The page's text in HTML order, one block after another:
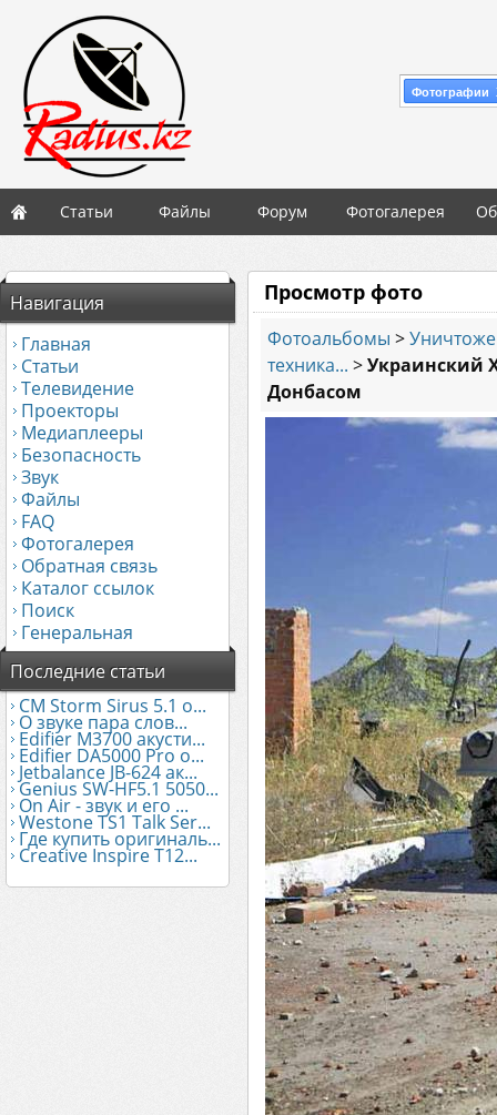
Фотографии
Статьи Файлы Форум Фотогалерея
Навигация
Главная
Статьи
Телевидение
Проекторы
Медиаплееры
Безопасность
Звук
Файлы
FAQ
Фотогалерея
Обратная связь
Каталог ссылок
Поиск
Генеральная
Последние статьи
CM Storm Sirus 5.1 о...
О звуке пара слов...
Edifier М3700 акусти...
Edifier DA5000 Pro о...
Jetbalance JB-624 ак...
Genius SW-HF5.1 5050...
On Air - звук и его ...
Westone TS1 Talk Ser...
Где купить оригиналь...
Creative Inspire T12...
Просмотр фото
Фотоальбомы >
техника... >Украинский
Донбасом